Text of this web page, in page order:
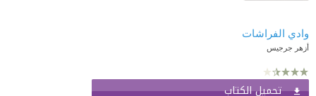
وادي الفراشات
أزهر جرجيس
تحميل الكتاب